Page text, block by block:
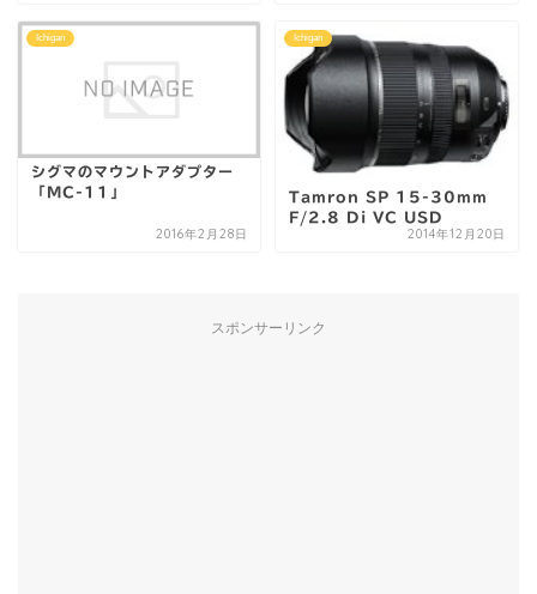
Ichigan
シグマのマウントアダプター
「MC-11」
2016年2月28日
Ichigan
Tamron SP 15-30mm
F/2.8 Di VC USD
2014年12月20日
スポンサーリンク